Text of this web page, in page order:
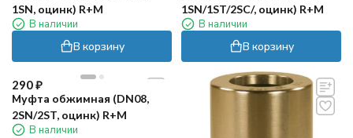
1SN, оцинк) R+M
В наличии
В корзину
1SN/1ST/2SC/, оцинк) R+M
В наличии
В корзину
290₽
Муфта обжимная (DN08,
2SN/2ST, оцинк) R+M
В наличии